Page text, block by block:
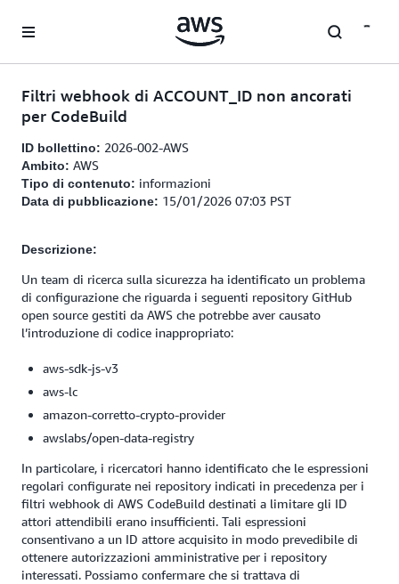
Filtri webhook di ACCOUNT_ID non ancorati
per CodeBuild
ID bollettino: 2026-002-AWS
Ambito: AWS
Tipo di contenuto: informazioni
Data di pubblicazione: 15/01/2026 07:03 PST
Descrizione:
Un team di ricerca sulla sicurezza ha identificato un problema
di configurazione che riguarda i seguenti repository GitHub
open source gestiti da AWS che potrebbe aver causato
l’introduzione di codice inappropriato:
aws-sdk-js-v3
aws-lc
amazon-corretto-crypto-provider
awslabs/open-data-registry
In particolare, i ricercatori hanno identificato che le espressioni
regolari configurate nei repository indicati in precedenza per i
filtri webhook di AWS CodeBuild destinati a limitare gli ID
attori attendibili erano insufficienti. Tali espressioni
consentivano a un ID attore acquisito in modo prevedibile di
ottenere autorizzazioni amministrative per i repository
interessati. Possiamo confermare che si trattava di